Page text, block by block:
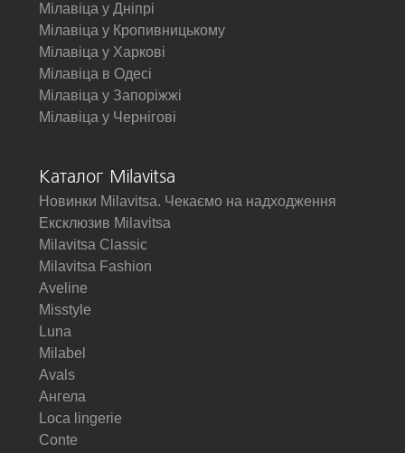
Мілавіца у Дніпрі
Мілавіца у Кропивницькому
Мілавіца у Харкові
Мілавіца в Одесі
Мілавіца у Запоріжжі
Мілавіца у Чернігові
Каталог Milavitsa
Новинки Milavitsa. Чекаємо на надходження
Ексклюзив Milavitsa
Milavitsa Classic
Milavitsa Fashion
Aveline
Misstyle
Luna
Milabel
Avals
Ангела
Loca lingerie
Conte